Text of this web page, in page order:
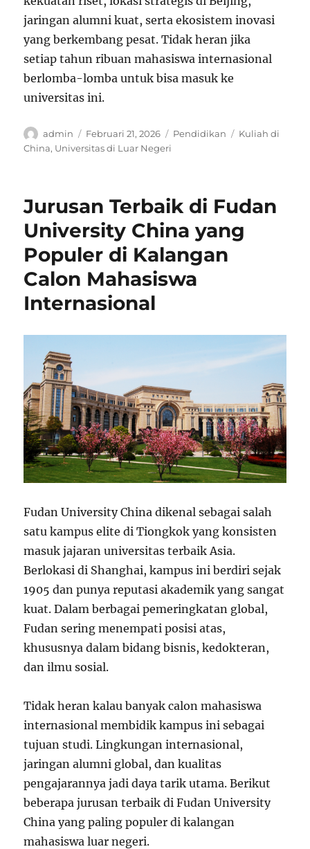
jaringan alumni kuat, serta ekosistem inovasi
yang berkembang pesat. Tidak heran jika
setiap tahun ribuan mahasiswa internasional
berlomba-lomba untuk bisa masuk ke
universitas ini.
Author
admin
Posted
on
Februari 21, 2026 Categories
Pendidikan Tags
Kuliah di
China, Universitas di Luar Negeri
Jurusan Terbaik di Fudan
University China yang
Populer di Kalangan
Calon Mahasiswa
Internasional
Fudan University China dikenal sebagai salah
satu kampus elite di Tiongkok yang konsisten
masuk jajaran universitas terbaik Asia.
Berlokasi di Shanghai, kampus ini berdiri sejak
1905 dan punya reputasi akademik yang sangat
kuat. Dalam berbagai pemeringkatan global,
Fudan sering menempati posisi atas,
khususnya dalam bidang bisnis, kedokteran,
dan ilmu sosial.
Tidak heran kalau banyak calon mahasiswa
internasional membidik kampus ini sebagai
tujuan studi. Lingkungan internasional,
jaringan alumni global, dan kualitas
pengajarannya jadi daya tarik utama. Berikut
beberapa jurusan terbaik di Fudan University
China yang paling populer di kalangan
mahasiswa luar negeri.